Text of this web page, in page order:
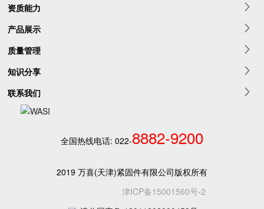
资质能力
产品展示
质量管理
知识分享
联系我们
全国热线电话: 022-8882-9200
2019 万喜(天津)紧固件有限公司版权所有
津ICP备15001560号-2